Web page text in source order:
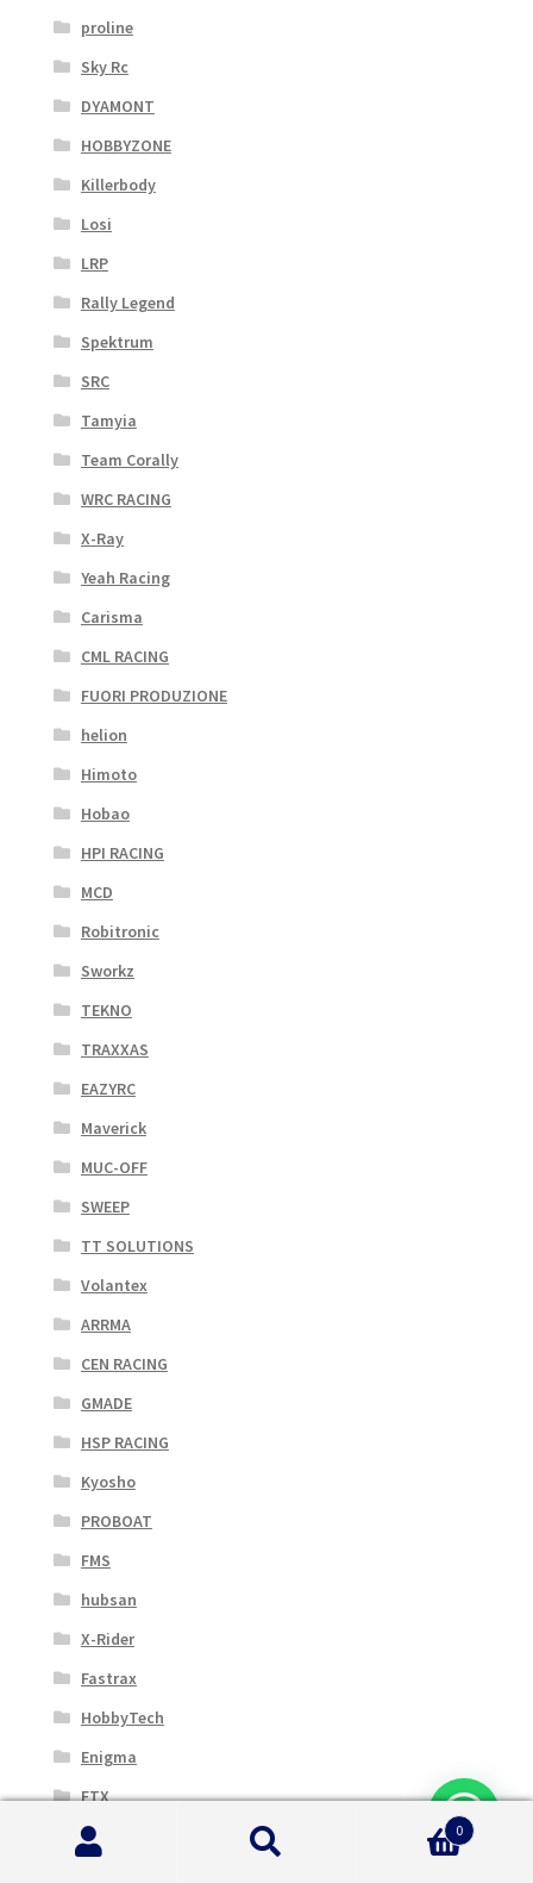
proline
Sky Rc
DYAMONT
HOBBYZONE
Killerbody
Losi
LRP
Rally Legend
Spektrum
SRC
Tamyia
Team Corally
WRC RACING
X-Ray
Yeah Racing
Carisma
CML RACING
FUORI PRODUZIONE
helion
Himoto
Hobao
HPI RACING
MCD
Robitronic
Sworkz
TEKNO
TRAXXAS
EAZYRC
Maverick
MUC-OFF
SWEEP
TT SOLUTIONS
Volantex
ARRMA
CEN RACING
GMADE
HSP RACING
Kyosho
PROBOAT
FMS
hubsan
X-Rider
Fastrax
HobbyTech
Enigma
FTX
Xray
0